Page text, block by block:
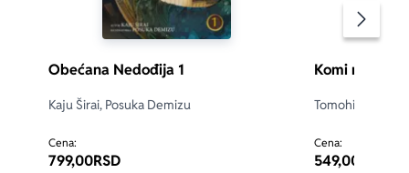
Obećana Nedođija 1
Kaju Širai, Posuka Demizu
Cena:
799,00RSD
Komi ne ume
Tomohito Oda
Cena:
549,00